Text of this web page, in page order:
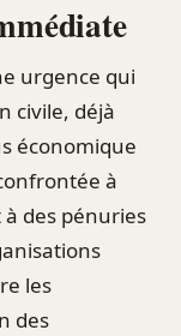
urgence qui
civile, déjà
économique
à
des pénuries
les
des